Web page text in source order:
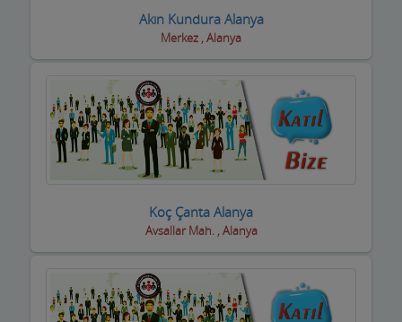
Oto Galeriler
Oto Kaportacılar
Oto Klima ve Elektrikciler
Oto Lastik Firmaları
Oto yedek parça
Akın Kundura Alanya
Merkez , Alanya
Koç Çanta Alanya
Avsallar Mah. , Alanya